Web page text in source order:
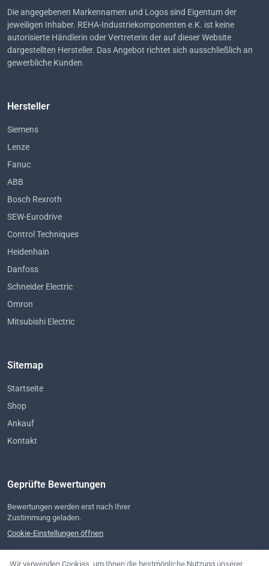
Die angegebenen Markennamen und Logos sind Eigentum der
jeweiligen Inhaber. REHA-Industriekomponenten e.K. ist keine
autorisierte Händlerin oder Vertreterin der auf dieser Website
dargestellten Hersteller. Das Angebot richtet sich ausschließlich an
gewerbliche Kunden.
Hersteller
Siemens
Lenze
Fanuc
ABB
Bosch Rexroth
SEW-Eurodrive
Control Techniques
Heidenhain
Danfoss
Schneider Electric
Omron
Mitsubishi Electric
Sitemap
Startseite
Shop
Ankauf
Kontakt
Geprüfte Bewertungen
Bewertungen werden erst nach Ihrer
Zustimmung geladen.
Cookie-Einstellungen öffnen
Wir verwenden Cookies, um Ihnen die bestmögliche Nutzung unserer